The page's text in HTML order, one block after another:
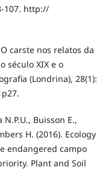
107. http://
O carste nos relatos da
século XIX e o
(Londrina), 28(1):
Buisson E.,
H. (2016). Ecology
endangered campo
Plant and Soil